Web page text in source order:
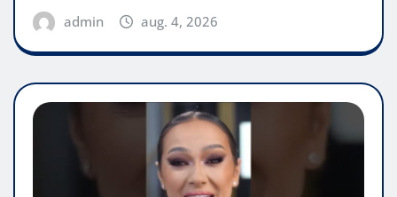
admin aug. 4, 2026